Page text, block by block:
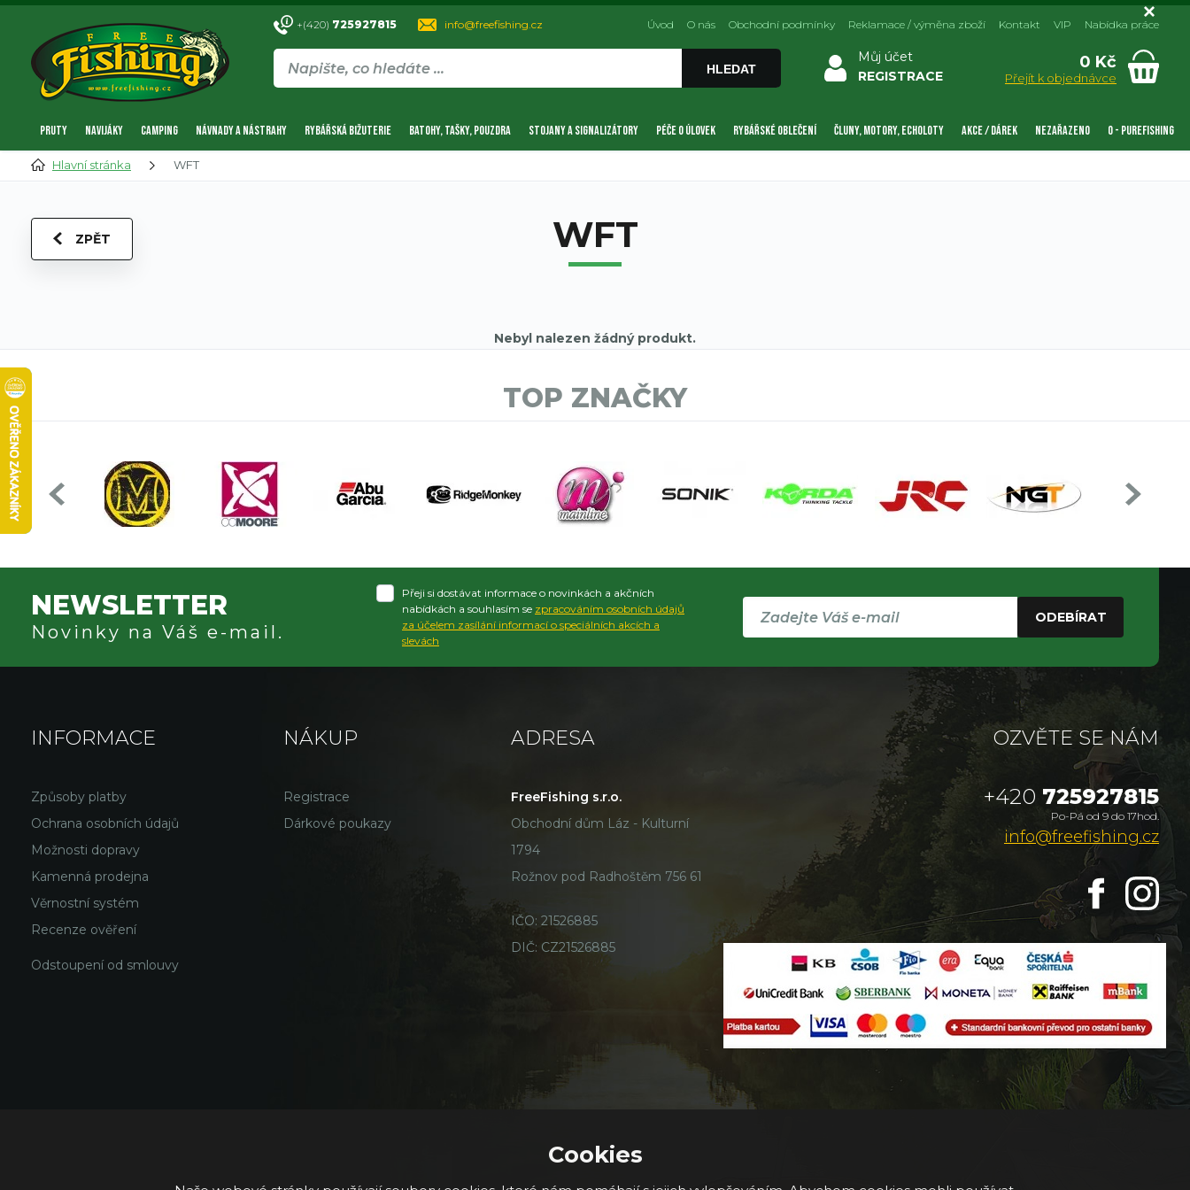
+(420) 725927815 info@freefishing.cz
HLEDAT
Můj účet
REGISTRACE
0 Kč
Přejít k objednávce
Úvod O nás Obchodní podmínky Reklamace / výměna zboží Kontakt VIP Nabídka práce
PRUTY NAVIJÁKY CAMPING NÁVNADY A NÁSTRAHY RYBÁŘSKÁ BIŽUTERIE BATOHY, TAŠKY, POUZDRA STOJANY A SIGNALIZÁTORY PÉČE O ÚLOVEK RYBÁŘSKÉ OBLEČENÍ ČLUNY, MOTORY, ECHOLOTY AKCE / DÁREK NEZAŘAZENO 0 - PUREFISHING
Hlavní stránka WFT
ZPĚT WFT
Nebyl nalezen žádný produkt.
TOP ZNAČKY
NEWSLETTER
Novinky na Váš e-mail.
Přeji si dostávat informace o novinkách a akčních
nabídkách a souhlasím se zpracováním osobních údajů
za účelem zasílání informací o speciálních akcích a
slevách
ODEBÍRAT
INFORMACE
Způsoby platby
Ochrana osobních údajů
Možnosti dopravy
Kamenná prodejna
Věrnostní systém
Recenze ověření
Odstoupení od smlouvy
NÁKUP
Registrace
Dárkové poukazy
ADRESA
FreeFishing s.r.o.
Obchodní dům Láz - Kulturní
1794
Rožnov pod Radhoštěm 756 61
IČO: 21526885
DIČ: CZ21526885
OZVĚTE SE NÁM
+420 725927815
Po-Pá od 9 do 17hod.
info@freefishing.cz
Cookies